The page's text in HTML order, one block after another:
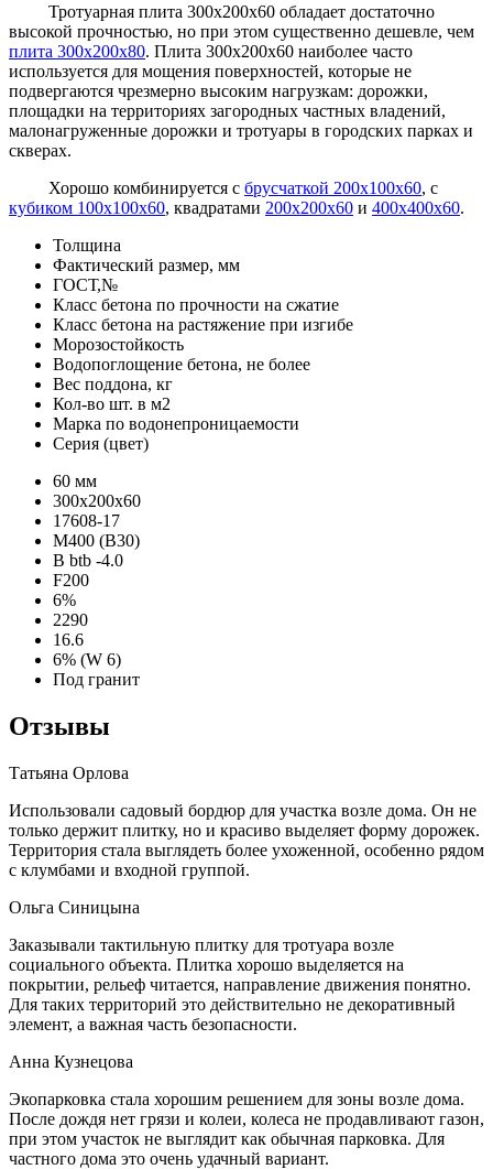
Тротуарная плита 300х200х60 обладает достаточно
высокой прочностью, но при этом существенно дешевле, чем
плита 300х200х80. Плита 300х200х60 наиболее часто
используется для мощения поверхностей, которые не
подвергаются чрезмерно высоким нагрузкам: дорожки,
площадки на территориях загородных частных владений,
малонагруженные дорожки и тротуары в городских парках и
скверах.
Хорошо комбинируется с брусчаткой 200х100х60, с
кубиком 100х100х60, квадратами 200х200х60 и 400х400х60.
Толщина
Фактический размер, мм
ГОСТ,№
Класс бетона по прочности на сжатие
Класс бетона на растяжение при изгибе
Морозостойкость
Водопоглощение бетона, не более
Вес поддона, кг
Кол-во шт. в м2
Марка по водонепроницаемости
Серия (цвет)
60 мм
300х200х60
17608-17
М400 (В30)
B btb -4.0
F200
6%
2290
16.6
6% (W 6)
Под гранит
Отзывы
Татьяна Орлова
Использовали садовый бордюр для участка возле дома. Он не
только держит плитку, но и красиво выделяет форму дорожек.
Территория стала выглядеть более ухоженной, особенно рядом
с клумбами и входной группой.
Ольга Синицына
Заказывали тактильную плитку для тротуара возле
социального объекта. Плитка хорошо выделяется на
покрытии, рельеф читается, направление движения понятно.
Для таких территорий это действительно не декоративный
элемент, а важная часть безопасности.
Анна Кузнецова
Экопарковка стала хорошим решением для зоны возле дома.
После дождя нет грязи и колеи, колеса не продавливают газон,
при этом участок не выглядит как обычная парковка. Для
частного дома это очень удачный вариант.